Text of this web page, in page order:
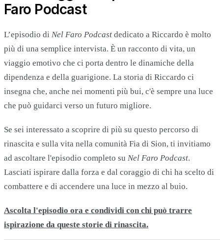
Faro Podcast
L’episodio di Nel Faro Podcast dedicato a Riccardo è molto
più di una semplice intervista. È un racconto di vita, un
viaggio emotivo che ci porta dentro le dinamiche della
dipendenza e della guarigione. La storia di Riccardo ci
insegna che, anche nei momenti più bui, c'è sempre una luce
che può guidarci verso un futuro migliore.
Se sei interessato a scoprire di più su questo percorso di
rinascita e sulla vita nella comunità Fia di Sion, ti invitiamo
ad ascoltare l'episodio completo su Nel Faro Podcast.
Lasciati ispirare dalla forza e dal coraggio di chi ha scelto di
combattere e di accendere una luce in mezzo al buio.
Ascolta l'episodio ora e condividi con chi può trarre
ispirazione da queste storie di rinascita.